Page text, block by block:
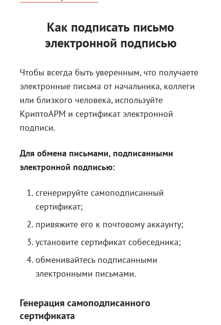
Как подписать письмо
электронной подписью
Чтобы всегда быть уверенным, что получаете
электронные письма от начальника, коллеги
или близкого человека, используйте
КриптоАРМ и сертификат электронной
подписи.
Для обмена письмами, подписанными
электронной подписью:
сгенерируйте самоподписанный
сертификат;
привяжите его к почтовому аккаунту;
установите сертификат собеседника;
обменивайтесь подписанными
электронными письмами.
Генерация самоподписанного
сертификата